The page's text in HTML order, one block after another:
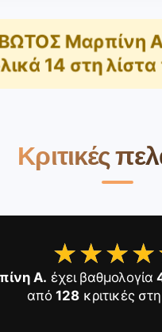
Μαρπίνη
14 στη λίστα
Κριτικές
Α. έχει βαθμολογία
από128κριτικές